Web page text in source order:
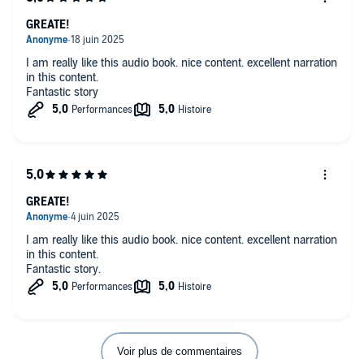
I am really like this audio book. nice content. excellent narration
in this content.
Fantastic story
GREATE!
I am really like this audio book. nice content. excellent narration
in this content.
Fantastic story.
GREATE!
Voir plus de commentaires